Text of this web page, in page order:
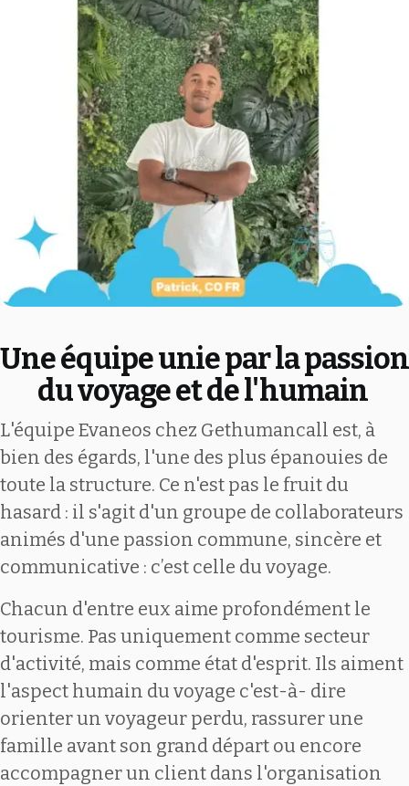
Une équipe unie par la passion
du voyage et de l'humain
L'équipe Evaneos chez Gethumancall est, à
bien des égards, l'une des plus épanouies de
toute la structure. Ce n'est pas le fruit du
hasard : il s'agit d'un groupe de collaborateurs
animés d'une passion commune, sincère et
communicative : c’est celle du voyage.
Chacun d'entre eux aime profondément le
tourisme. Pas uniquement comme secteur
d'activité, mais comme état d'esprit. Ils aiment
l'aspect humain du voyage c'est-à- dire
orienter un voyageur perdu, rassurer une
famille avant son grand départ ou encore
accompagner un client dans l'organisation